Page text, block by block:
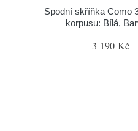
Spodní skříňka Como
korpusu: Bílá,
3 190 Kč